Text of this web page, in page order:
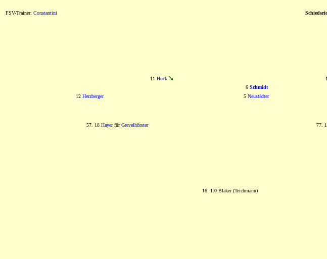
FSV-Trainer: Constantini
11 Hock
6 Schmidt
12 Herzberger 5 Neustädter
57. 18 HayerfürGrevelhörster 77.
16. 1:0 Bläker (Teichmann)